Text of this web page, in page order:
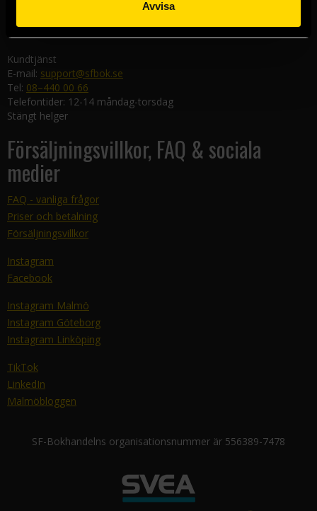
Avvisa
582 19 Linköping
Kundtjänst
E-mail: support@sfbok.se
Tel: 08–440 00 66
Telefontider: 12-14 måndag-torsdag
Stängt helger
Försäljningsvillkor, FAQ & sociala
medier
FAQ - vanliga frågor
Priser och betalning
Försäljningsvillkor
Instagram
Facebook
Instagram Malmö
Instagram Göteborg
Instagram Linköping
TikTok
LinkedIn
Malmöbloggen
SF-Bokhandelns organisationsnummer är 556389-7478